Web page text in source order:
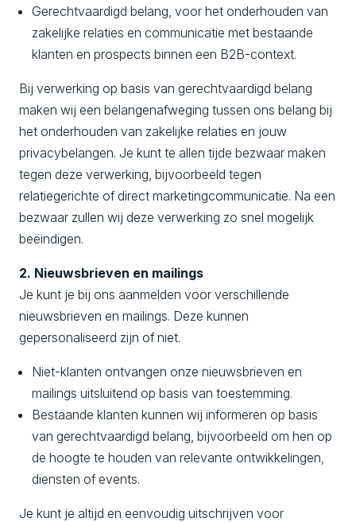
Gerechtvaardigd belang, voor het onderhouden van
zakelijke relaties en communicatie met bestaande
klanten en prospects binnen een B2B-context.
Bij verwerking op basis van gerechtvaardigd belang
maken wij een belangenafweging tussen ons belang bij
het onderhouden van zakelijke relaties en jouw
privacybelangen. Je kunt te allen tijde bezwaar maken
tegen deze verwerking, bijvoorbeeld tegen
relatiegerichte of direct marketingcommunicatie. Na een
bezwaar zullen wij deze verwerking zo snel mogelijk
beëindigen.
2. Nieuwsbrieven en mailings
Je kunt je bij ons aanmelden voor verschillende
nieuwsbrieven en mailings. Deze kunnen
gepersonaliseerd zijn of niet.
Niet-klanten ontvangen onze nieuwsbrieven en
mailings uitsluitend op basis van toestemming.
Bestaande klanten kunnen wij informeren op basis
van gerechtvaardigd belang, bijvoorbeeld om hen op
de hoogte te houden van relevante ontwikkelingen,
diensten of events.
Je kunt je altijd en eenvoudig uitschrijven voor